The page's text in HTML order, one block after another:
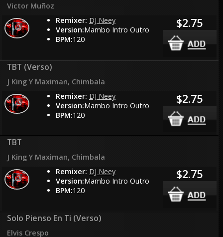
Victor Muñoz
Remixer: DJ Neey
Version:Mambo Intro Outro
BPM:120
$2.75
TBT (Verso)
J King Y Maximan, Chimbala
Remixer: DJ Neey
Version:Mambo Intro Outro
BPM:120
$2.75
TBT
J King Y Maximan, Chimbala
Remixer: DJ Neey
Version:Mambo Intro Outro
BPM:120
$2.75
Solo Pienso En Ti (Verso)
Elvis Crespo